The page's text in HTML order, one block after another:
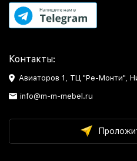
Контакты:
Авиаторов 1, ТЦ "Ре-Монти",
info@m-m-mebel.ru